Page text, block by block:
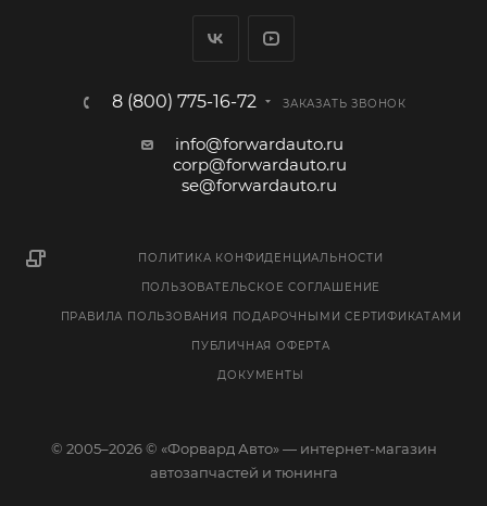
8 (800) 775-16-72 ЗАКАЗАТЬ ЗВОНОК
info@forwardauto.ru
corp@forwardauto.ru
se@forwardauto.ru
ПОЛИТИКА КОНФИДЕНЦИАЛЬНОСТИ
ПОЛЬЗОВАТЕЛЬСКОЕ СОГЛАШЕНИЕ
ПРАВИЛА ПОЛЬЗОВАНИЯ ПОДАРОЧНЫМИ СЕРТИФИКАТАМИ
ПУБЛИЧНАЯ ОФЕРТА
ДОКУМЕНТЫ
© 2005–2026 © «Форвард Авто» — интернет-магазин
автозапчастей и тюнинга